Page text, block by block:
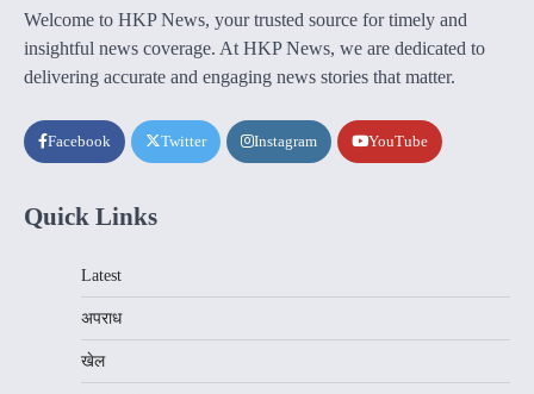
Welcome to HKP News, your trusted source for timely and
insightful news coverage. At HKP News, we are dedicated to
delivering accurate and engaging news stories that matter.
Facebook Twitter Instagram YouTube
Quick Links
Latest
अपराध
खेल